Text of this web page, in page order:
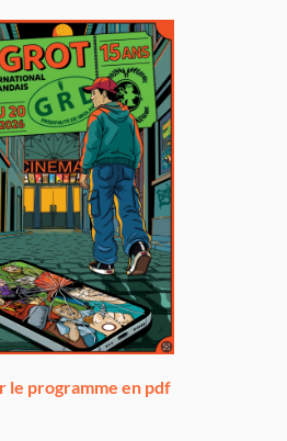
le programme en pdf